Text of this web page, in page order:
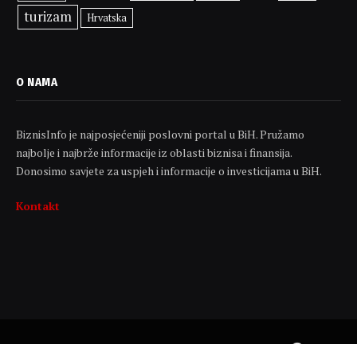
turizam Hrvatska
O NAMA
BiznisInfo je najposjećeniji poslovni portal u BiH. Pružamo
najbolje i najbrže informacije iz oblasti biznisa i finansija.
Donosimo savjete za uspjeh i informacije o investicijama u BiH.
Kontakt